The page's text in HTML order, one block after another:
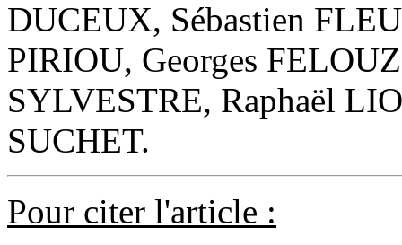
DUCEUX, Sébastien
PIRIOU, Georges
SYLVESTRE, Raphaël
SUCHET.
Pour citer l'article :